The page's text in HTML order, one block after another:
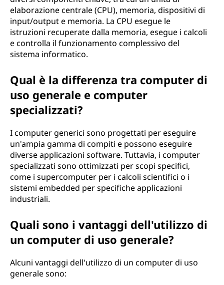
elaborazione centrale (CPU), memoria, dispositivi di
input/output e memoria. La CPU esegue le
istruzioni recuperate dalla memoria, esegue i calcoli
e controlla il funzionamento complessivo del
sistema informatico.
Qual è la differenza tra computer di
uso generale e computer
specializzati?
I computer generici sono progettati per eseguire
un'ampia gamma di compiti e possono eseguire
diverse applicazioni software. Tuttavia, i computer
specializzati sono ottimizzati per scopi specifici,
come i supercomputer per i calcoli scientifici o i
sistemi embedded per specifiche applicazioni
industriali.
Quali sono i vantaggi dell'utilizzo di
un computer di uso generale?
Alcuni vantaggi dell'utilizzo di un computer di uso
generale sono: